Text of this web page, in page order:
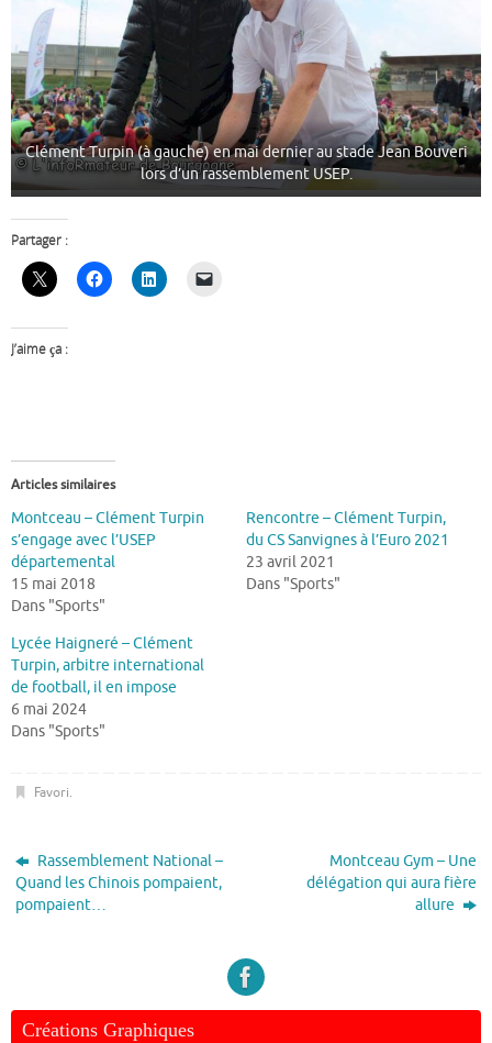
Clément Turpin (à gauche) en mai dernier au stade Jean Bouveri
lors d’un rassemblement USEP.
Partager :
J’aime ça :
Articles similaires
Montceau – Clément Turpin
s’engage avec l’USEP
départemental
15 mai 2018
Dans "Sports"
Rencontre – Clément Turpin,
du CS Sanvignes à l’Euro 2021
23 avril 2021
Dans "Sports"
Lycée Haigneré – Clément
Turpin, arbitre international
de football, il en impose
6 mai 2024
Dans "Sports"
Favori.
Rassemblement National –
Quand les Chinois pompaient,
pompaient…
Montceau Gym – Une
délégation qui aura fière
allure
Créations Graphiques